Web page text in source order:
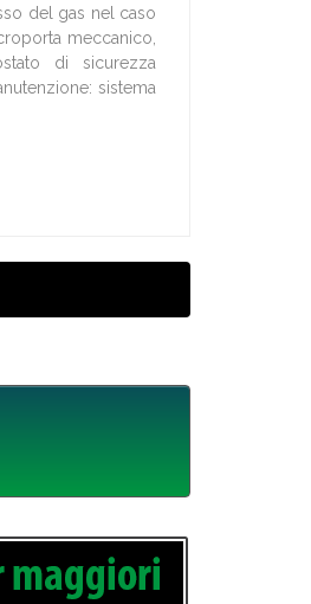
del gas nel caso
meccanico,
di sicurezza
sistema